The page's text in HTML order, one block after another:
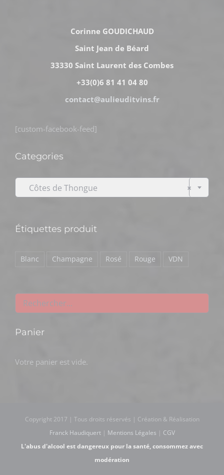
Corinne GOUDICHAUD
Saint Jean de Béard
33330 Saint Laurent des Combes
+33(0)6 81 41 04 80
contact@aulieuditvins.fr
[custom-facebook-feed]
Categories
×
Côtes de Thongue
Étiquettes produit
Blanc Champagne Rosé Rouge VDN
Panier
Votre panier est vide.
Copyright 2017 | Tous droits réservés | Création & Réalisation
Franck Haudiquert| Mentions Légales | CGV
L'abus d'alcool est dangereux pour la santé, consommez avec
modération